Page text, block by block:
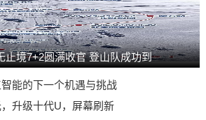
止境7+2圆满收官 登山队成功到
能的下一个机遇与挑战
升级十代U，屏幕刷新